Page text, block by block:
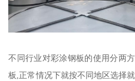
不同行业对彩涂钢板的使用分两
板,正常情况下就按不同地区选择